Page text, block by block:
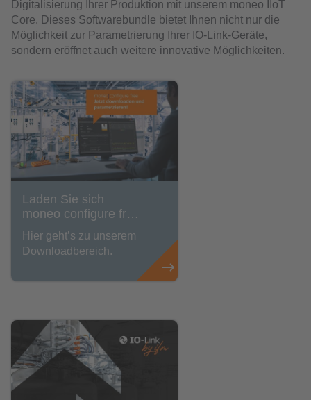
Digitalisierung Ihrer Produktion mit unserem moneo IIoT
Core. Dieses Softwarebundle bietet Ihnen nicht nur die
Möglichkeit zur Parametrierung Ihrer IO-Link-Geräte,
sondern eröffnet auch weitere innovative Möglichkeiten.
Laden Sie sich
moneo configure free
kostenlos herunter
Hier geht’s zu unserem
Downloadbereich.